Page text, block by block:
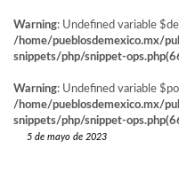
Warning: Undefined variable
/home/pueblosdemexico.mx/
snippets/php/snippet-
Warning: Undefined variable
/home/pueblosdemexico.mx/
snippets/php/snippet-
5 de mayo de 2023